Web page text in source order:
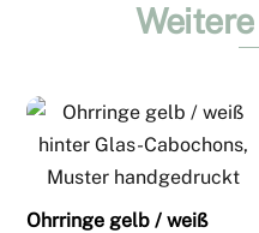
Ohrringe gelb / weiß